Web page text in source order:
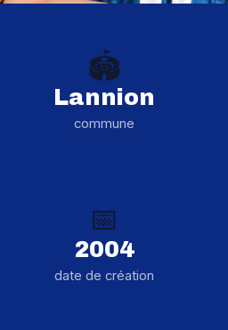
🏟️
Lannion
commune
📅
2004
date de création